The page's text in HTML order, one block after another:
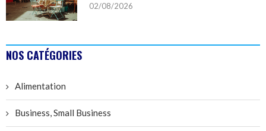
02/08/2026
NOS CATÉGORIES
Alimentation
Business, Small Business